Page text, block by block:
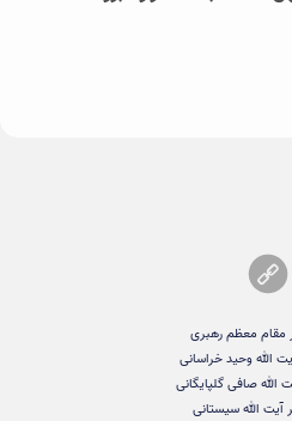
مقام معظم رهبری
الله وحید خراسانی
الله صافی گلپایگانی
آیت الله سیستانی